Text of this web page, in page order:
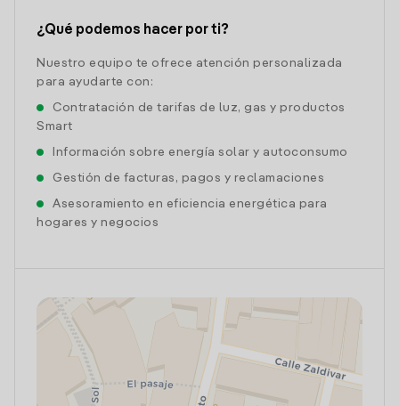
¿Qué podemos hacer por ti?
Nuestro equipo te ofrece atención personalizada
para ayudarte con:
Contratación de tarifas de luz, gas y productos
Smart
Información sobre energía solar y autoconsumo
Gestión de facturas, pagos y reclamaciones
Asesoramiento en eficiencia energética para
hogares y negocios